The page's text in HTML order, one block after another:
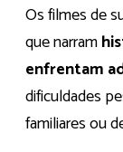
Os filmes de
que narram
enfrentam
dificuldades
familiares ou